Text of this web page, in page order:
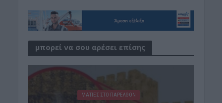
μπορεί να σου αρέσει επίσης
ΜΑΤΙΕΣ ΣΤΟ ΠΑΡΕΛΘΟΝ